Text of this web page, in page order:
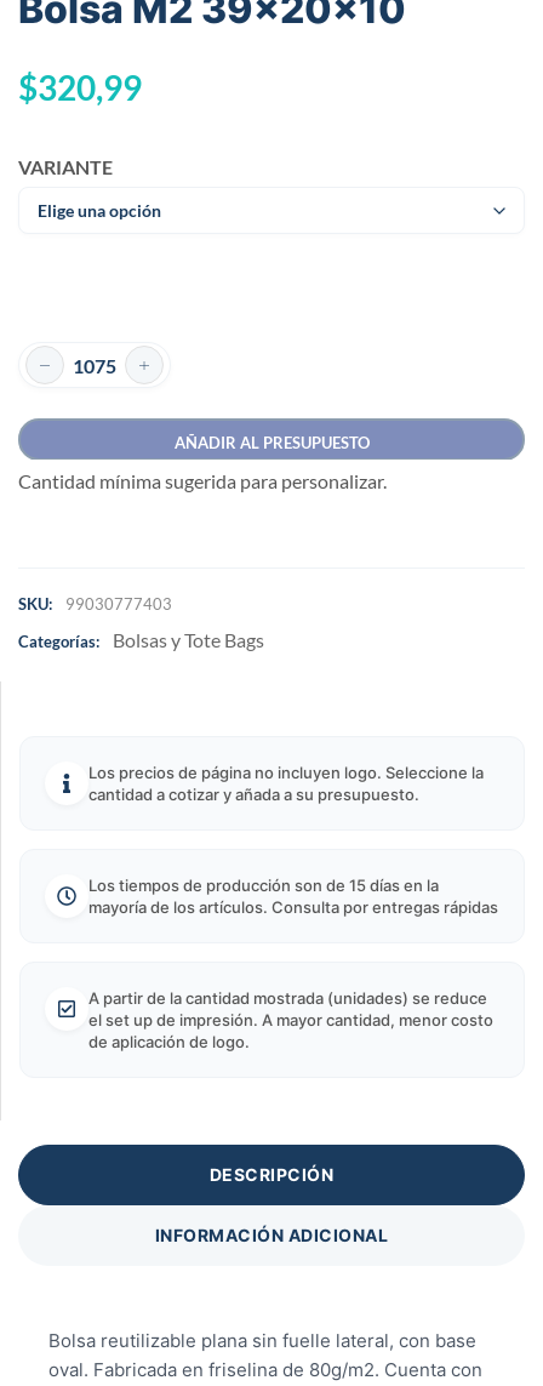
$320,99
VARIANTE
AÑADIR AL PRESUPUESTO
Cantidad mínima sugerida para personalizar.
SKU:
99030777403
Categorías:
Bolsas y Tote Bags
Los precios de página no incluyen logo. Seleccione la
cantidad a cotizar y añada a su presupuesto.
Los tiempos de producción son de 15 días en la
mayoría de los artículos. Consulta por entregas rápidas
A partir de la cantidad mostrada (unidades) se reduce
el set up de impresión. A mayor cantidad, menor costo
de aplicación de logo.
DESCRIPCIÓN
INFORMACIÓN ADICIONAL
Bolsa reutilizable plana sin fuelle lateral, con base
oval. Fabricada en friselina de 80g/m2. Cuenta con